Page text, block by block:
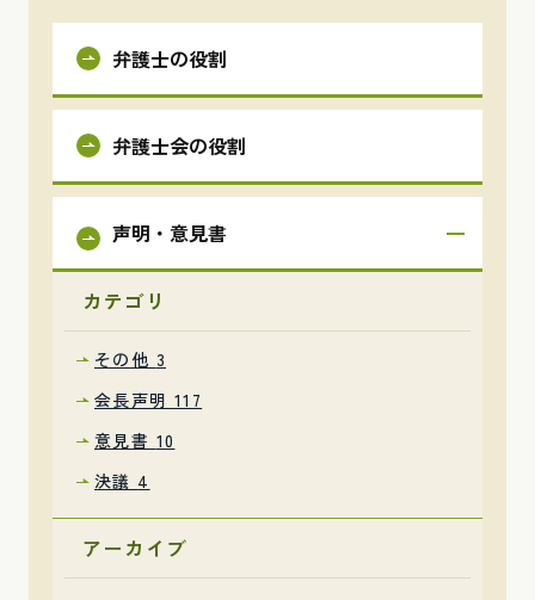
弁護士の役割
弁護士会の役割
声明・意見書
カテゴリ
その他 3
会長声明 117
意見書 10
決議 4
アーカイブ